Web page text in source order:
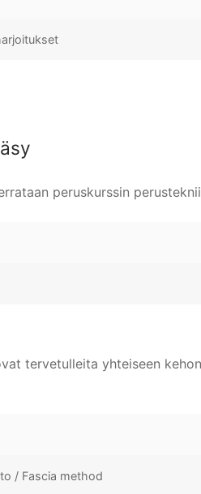
peruskurssin
tervetulleita yhteiseen
/ Fascia method